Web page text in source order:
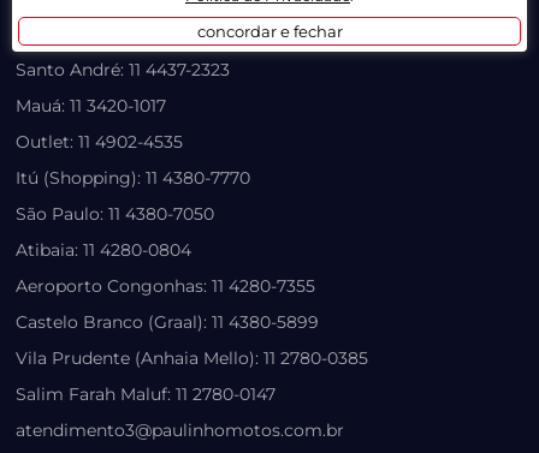
Whatsapp: +55 11 27800101
Santo André: 11 4437-2323
Mauá: 11 3420-1017
Outlet: 11 4902-4535
Itú (Shopping): 11 4380-7770
São Paulo: 11 4380-7050
Atibaia: 11 4280-0804
Aeroporto Congonhas: 11 4280-7355
Castelo Branco (Graal): 11 4380-5899
Vila Prudente (Anhaia Mello): 11 2780-0385
Salim Farah Maluf: 11 2780-0147
atendimento3@paulinhomotos.com.br
concordar e fechar